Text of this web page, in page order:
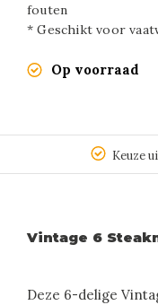
fouten
* Geschikt voor
Op voorraad
Keuze
Vintage 6
Deze 6-delige